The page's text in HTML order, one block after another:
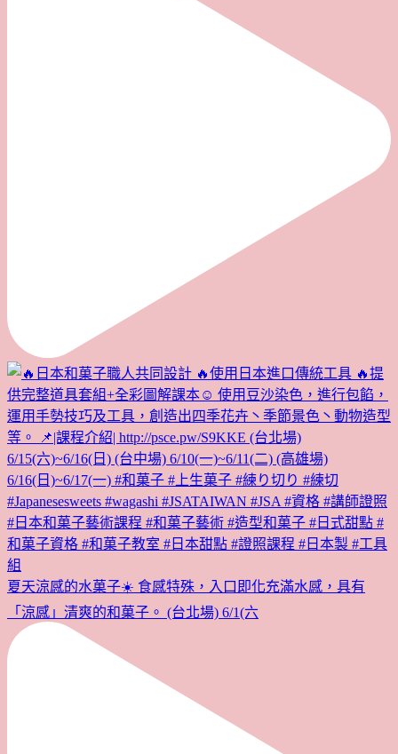
夏天涼感的水菓子☀️ 食感特殊，入口即化充滿水感，具有
「涼感」清爽的和菓子。 (台北場) 6/1(六